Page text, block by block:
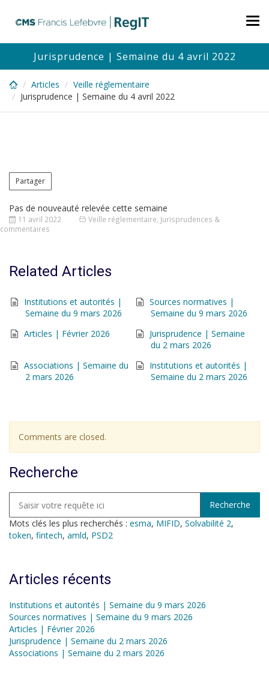
content
Jurisprudence | Semaine du 4 avril 2022
Articles
Veille réglementaire
Jurisprudence | Semaine du 4 avril 2022
Partager
Pas de nouveauté relevée cette semaine
11 avril 2022 Veille réglementaire Jurisprudences &
commentaires
Related Articles
Institutions et autorités |
Semaine du 9 mars 2026
Sources normatives |
Semaine du 9 mars 2026
Articles | Février 2026
Jurisprudence | Semaine
du 2 mars 2026
Associations | Semaine du
2 mars 2026
Institutions et autorités |
Semaine du 2 mars 2026
Comments are closed.
Recherche
Mots clés les plus recherchés : esma, MIFID, Solvabilité 2,
token, fintech, amld, PSD2
Articles récents
Institutions et autorités | Semaine du 9 mars 2026
Sources normatives | Semaine du 9 mars 2026
Articles | Février 2026
Jurisprudence | Semaine du 2 mars 2026
Associations | Semaine du 2 mars 2026